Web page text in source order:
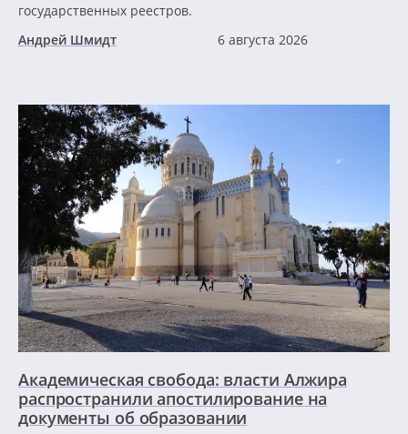
государственных реестров.
Андрей Шмидт
6 августа 2026
Академическая свобода: власти Алжира
распространили апостилирование на
документы об образовании